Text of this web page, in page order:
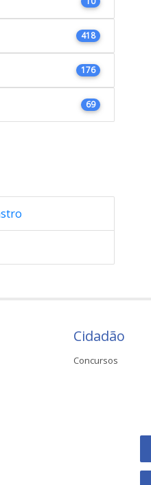
418
176
69
Cidadão
Concursos